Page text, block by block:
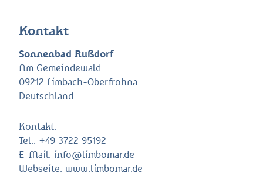
Kontakt
Sonnenbad Rußdorf
Am Gemeindewald
09212 Limbach-Oberfrohna
Deutschland
Kontakt:
Tel.: +49 3722 95192
E-Mail: info@limbomar.de
Webseite: www.limbomar.de